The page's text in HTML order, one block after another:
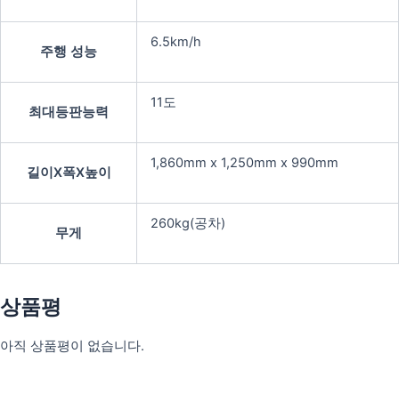
주행 성능
6.5km/h
최대등판능력
11도
길이X폭X높이
1,860mm x 1,250mm x 990mm
무게
260kg(공차)
상품평
아직 상품평이 없습니다.